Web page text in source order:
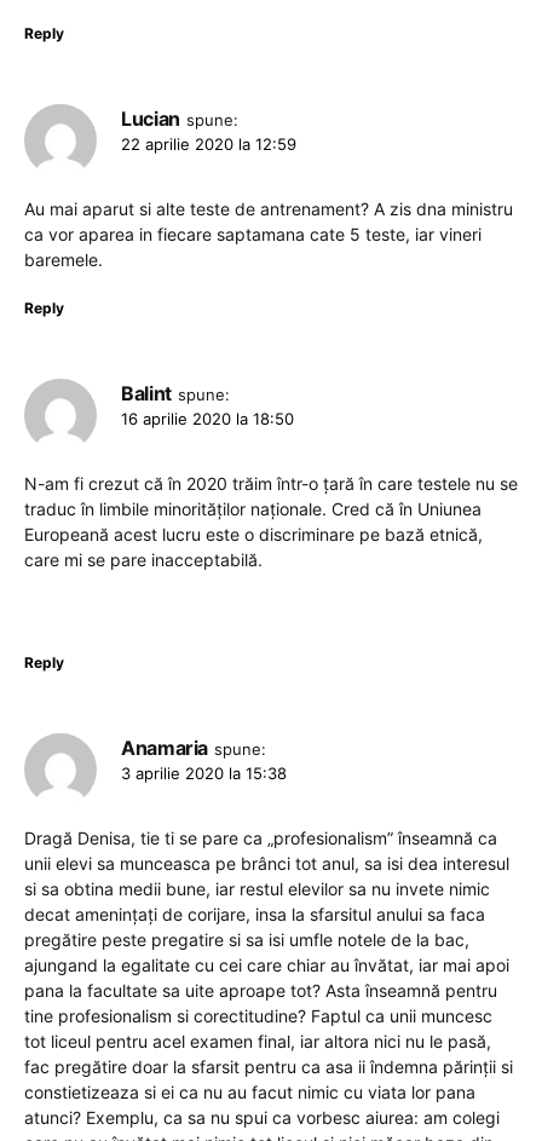
Reply
Lucian spune:
22 aprilie 2020 la 12:59
Au mai aparut si alte teste de antrenament? A zis dna ministru
ca vor aparea in fiecare saptamana cate 5 teste, iar vineri
baremele.
Reply
Balint spune:
16 aprilie 2020 la 18:50
N-am fi crezut că în 2020 trăim într-o țară în care testele nu se
traduc în limbile minorităților naționale. Cred că în Uniunea
Europeană acest lucru este o discriminare pe bază etnică,
care mi se pare inacceptabilă.
Reply
Anamaria spune:
3 aprilie 2020 la 15:38
Dragă Denisa, tie ti se pare ca „profesionalism” înseamnă ca
unii elevi sa munceasca pe brânci tot anul, sa isi dea interesul
si sa obtina medii bune, iar restul elevilor sa nu invete nimic
decat amenințați de corijare, insa la sfarsitul anului sa faca
pregătire peste pregatire si sa isi umfle notele de la bac,
ajungand la egalitate cu cei care chiar au învătat, iar mai apoi
pana la facultate sa uite aproape tot? Asta înseamnă pentru
tine profesionalism si corectitudine? Faptul ca unii muncesc
tot liceul pentru acel examen final, iar altora nici nu le pasă,
fac pregătire doar la sfarsit pentru ca asa ii îndemna părinții si
constietizeaza si ei ca nu au facut nimic cu viata lor pana
atunci? Exemplu, ca sa nu spui ca vorbesc aiurea: am colegi